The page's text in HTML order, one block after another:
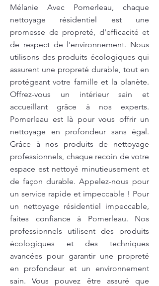
Mélanie Avec Pomerleau, chaque
nettoyage résidentiel est une
promesse de propreté, d'efficacité et
de respect de l'environnement. Nous
utilisons des produits écologiques qui
assurent une propreté durable, tout en
protégeant votre famille et la planète.
Offrez-vous un intérieur sain et
accueillant grâce à nos experts.
Pomerleau est là pour vous offrir un
nettoyage en profondeur sans égal.
Grâce à nos produits de nettoyage
professionnels, chaque recoin de votre
espace est nettoyé minutieusement et
de façon durable. Appelez-nous pour
un service rapide et impeccable ! Pour
un nettoyage résidentiel impeccable,
faites confiance à Pomerleau. Nos
professionnels utilisent des produits
écologiques et des techniques
avancées pour garantir une propreté
en profondeur et un environnement
sain. Vous pouvez être assuré que